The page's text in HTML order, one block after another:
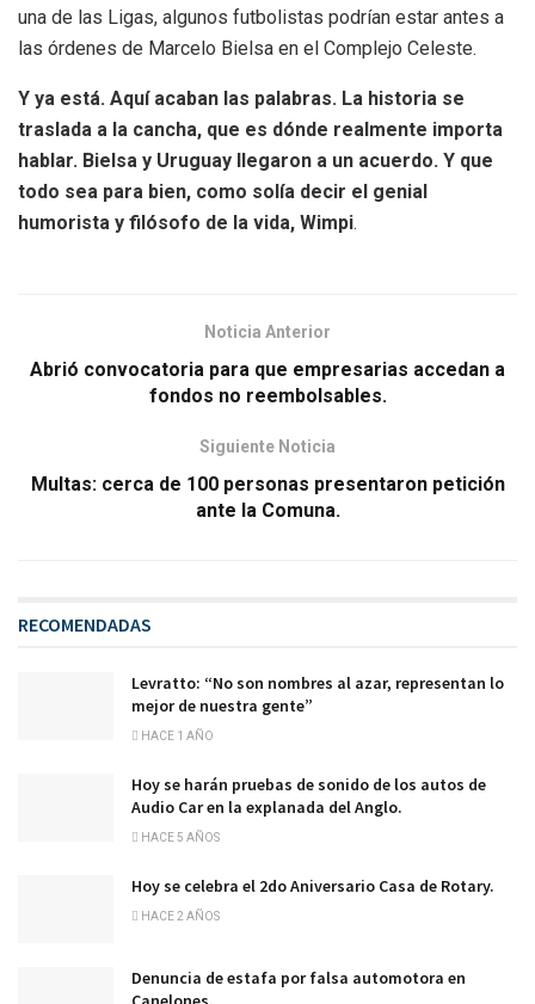
una de las Ligas, algunos futbolistas podrían estar antes a
las órdenes de Marcelo Bielsa en el Complejo Celeste.
Y ya está. Aquí acaban las palabras. La historia se
traslada a la cancha, que es dónde realmente importa
hablar. Bielsa y Uruguay llegaron a un acuerdo. Y que
todo sea para bien, como solía decir el genial
humorista y filósofo de la vida, Wimpi.
Noticia Anterior
Abrió convocatoria para que empresarias accedan a
fondos no reembolsables.
Siguiente Noticia
Multas: cerca de 100 personas presentaron petición
ante la Comuna.
RECOMENDADAS
Levratto: “No son nombres al azar, representan lo
mejor de nuestra gente”
HACE 1 AÑO
Hoy se harán pruebas de sonido de los autos de
Audio Car en la explanada del Anglo.
HACE 5 AÑOS
Hoy se celebra el 2do Aniversario Casa de Rotary.
HACE 2 AÑOS
Denuncia de estafa por falsa automotora en